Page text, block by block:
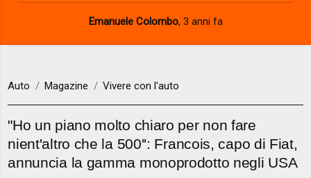
Emanuele Colombo, 3 anni fa
Auto Magazine Vivere con l'auto
"Ho un piano molto chiaro per non fare
nient'altro che la 500'': Francois, capo di Fiat,
annuncia la gamma monoprodotto negli USA